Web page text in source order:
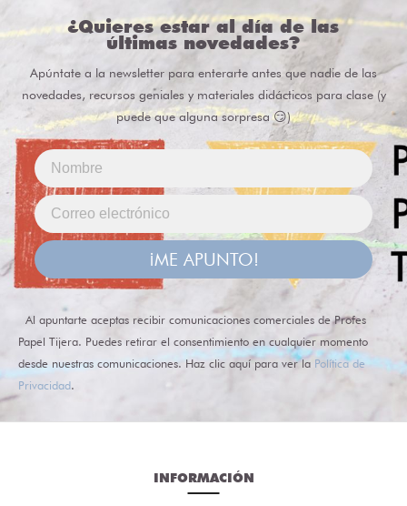
¿Quieres estar al día de las
últimas novedades?
Apúntate a la newsletter para enterarte antes que nadie de las
novedades, recursos geniales y materiales didácticos para clase (y
puede que alguna sorpresa 😏)
¡ME APUNTO!
Al apuntarte aceptas recibir comunicaciones comerciales de Profes
Papel Tijera. Puedes retirar el consentimiento en cualquier momento
desde nuestras comunicaciones. Haz clic aquí para ver la Política de
Privacidad.
INFORMACIÓN